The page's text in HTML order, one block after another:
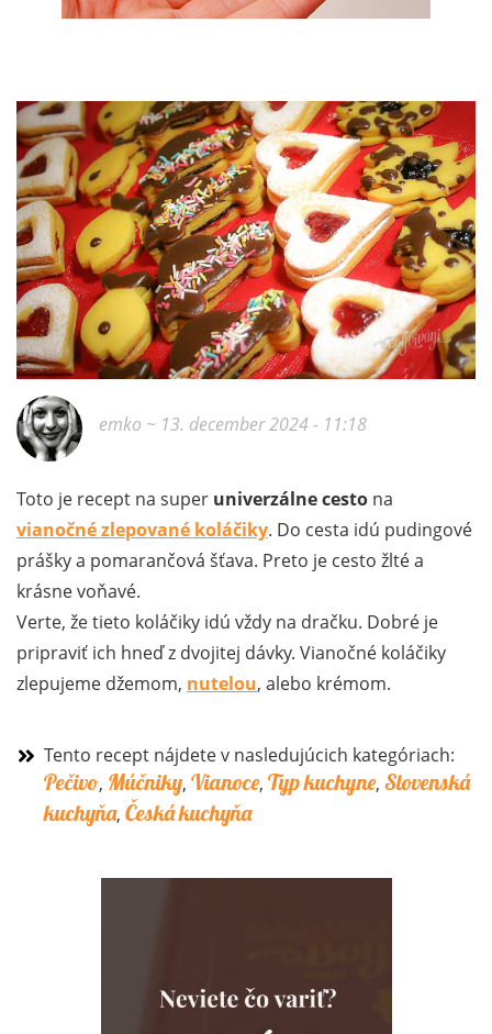
emko ~ 13. december 2024 - 11:18
Toto je recept na super univerzálne cesto na
vianočné zlepované koláčiky. Do cesta idú pudingové
prášky a pomarančová šťava. Preto je cesto žlté a
krásne voňavé.
Verte, že tieto koláčiky idú vždy na dračku. Dobré je
pripraviť ich hneď z dvojitej dávky. Vianočné koláčiky
zlepujeme džemom, nutelou, alebo krémom.
Tento recept nájdete v nasledujúcich kategóriach:
Pečivo, Múčniky, Vianoce, Typ kuchyne, Slovenská
kuchyňa, Česká kuchyňa